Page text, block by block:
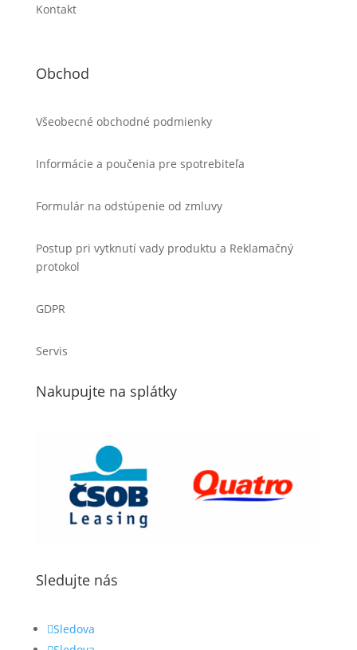
Kontakt
Obchod
Všeobecné obchodné podmienky
Informácie a poučenia pre spotrebiteľa
Formulár na odstúpenie od zmluvy
Postup pri vytknutí vady produktu a Reklamačný
protokol
GDPR
Servis
Nakupujte na splátky
Sledujte nás
Sledova